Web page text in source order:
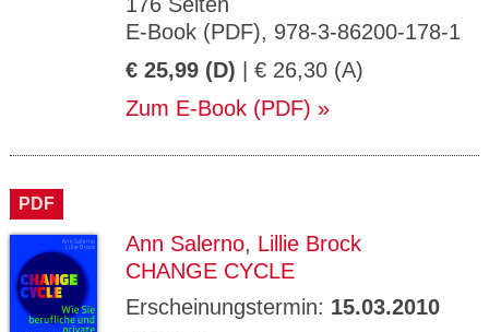
E-Book (PDF), 978-3-86200-178-1
€ 25,99 (D) | € 26,30 (A)
Zum E-Book (PDF)
PDF
Ann Salerno, Lillie Brock
CHANGE CYCLE
Erscheinungstermin: 15.03.2010